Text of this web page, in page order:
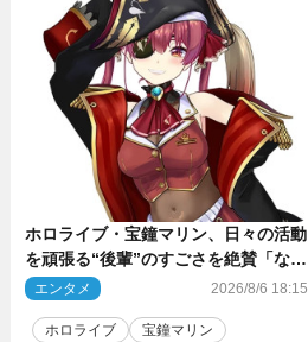
ホロライブ・宝鐘マリン、日々の活動
を頑張る“後輩”のすごさを絶賛「なろ
う系主人公まである」
エンタメ 2026/8/6 18:15
ホロライブ 宝鐘マリン